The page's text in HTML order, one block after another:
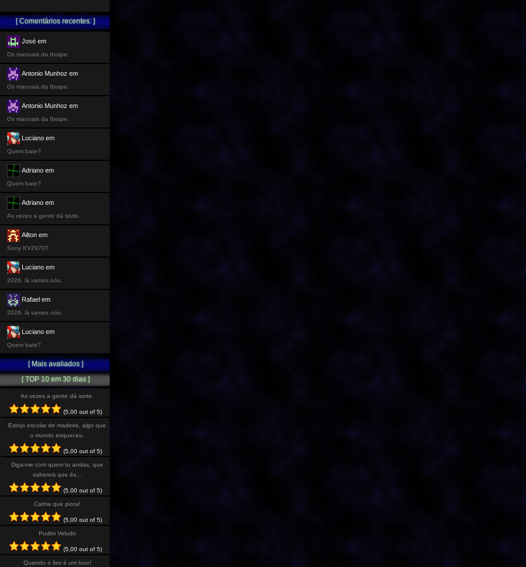
[ Comentários recentes: ]
José em
Os manuais da Ibrape.
Antonio Munhoz em
Os manuais da Ibrape.
Antonio Munhoz em
Os manuais da Ibrape.
Luciano em
Quem bate?
Adriano em
Quem bate?
Adriano em
As vezes a gente dá sorte.
Ailton em
Sony KV2970T
Luciano em
2026, lá vamos nós.
Rafael em
2026, lá vamos nós.
Luciano em
Quem bate?
[ Mais avaliados ]
[ TOP 10 em 30 dias ]
As vezes a gente dá sorte.
(5,00 out of 5)
Estojo escolar de madeira, algo que
o mundo esqueceu.
(5,00 out of 5)
Diga-me com quem tu andas, que
sabereis que és…
(5,00 out of 5)
Calma que piora!
(5,00 out of 5)
Pudim Veludo
(5,00 out of 5)
Quando o lixo é um luxo!